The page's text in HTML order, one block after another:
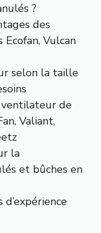
?
des
Vulcan
selon la taille
ventilateur de
Valiant,
la
et bûches en